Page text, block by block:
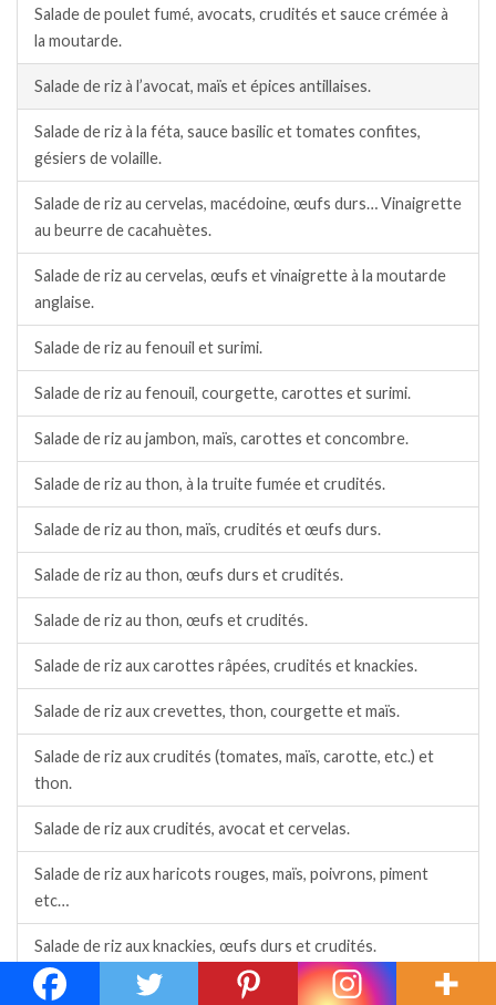
Salade de poulet fumé, avocats, crudités et sauce crémée à
la moutarde.
Salade de riz à l’avocat, maïs et épices antillaises.
Salade de riz à la féta, sauce basilic et tomates confites,
gésiers de volaille.
Salade de riz au cervelas, macédoine, œufs durs… Vinaigrette
au beurre de cacahuètes.
Salade de riz au cervelas, œufs et vinaigrette à la moutarde
anglaise.
Salade de riz au fenouil et surimi.
Salade de riz au fenouil, courgette, carottes et surimi.
Salade de riz au jambon, maïs, carottes et concombre.
Salade de riz au thon, à la truite fumée et crudités.
Salade de riz au thon, maïs, crudités et œufs durs.
Salade de riz au thon, œufs durs et crudités.
Salade de riz au thon, œufs et crudités.
Salade de riz aux carottes râpées, crudités et knackies.
Salade de riz aux crevettes, thon, courgette et maïs.
Salade de riz aux crudités (tomates, maïs, carotte, etc.) et
thon.
Salade de riz aux crudités, avocat et cervelas.
Salade de riz aux haricots rouges, maïs, poivrons, piment
etc…
Salade de riz aux knackies, œufs durs et crudités.
Salade de riz aux radis, maïs, carottes, etc., sauce moutarde.